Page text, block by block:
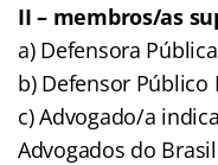
II – membros/as
a) Defensora
b) Defensor Público
c) Advogado/a
Advogados do